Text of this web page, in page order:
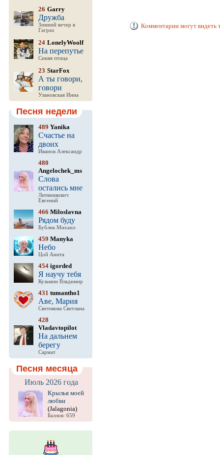
26 Garry
Дружба
Зимний вечер в
Гаграх
24 LonelyWoolf
На перепутье
Синяя птица
23 StarFox
А ты говори,
говори
Улановская Инна
Песня недели
489 Yanika
Счастье на
двоих
Иванов Александр
480
Angelochek_ms
Слова
остались мне
Литвинкович
Евгений
466 Miloslavna
Рядом буду
Бублик Михаил
459 Manyka
Небо
Цой Анита
454 igorded
Я научу тебя
Кузьмин Владимир
431 tumantho1
Аве, Мария
Светикова Светлана
428
Vladavtopilot
На дальнем
берегу
Сармат
Песня месяца
Июль 2026 года
Крылья моей
любви
(Jalagonia)
Баллов: 659
Комментарии могут видеть